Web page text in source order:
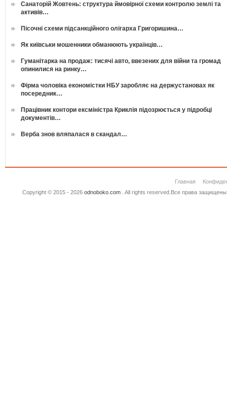
Санаторій Жовтень: структура ймовірної схеми контролю землі та
активів…
Пісочні схеми підсанкційного олігарха Григоришина…
Як київськи мошенники обманюють українців…
Гуманітарка на продаж: тисячі авто, ввезених для війни та громад
опинилися на ринку…
Фірма чоловіка економістки НБУ заробляє на держустановах як
посередник…
Працівник контори ексміністра Криклія підозрюється у підробці
документів…
Верба знов вляпалася в скандал…
Главная
Copyright © 2015 - 2026 odnoboko.com. All rights reserved.Все права защищены.